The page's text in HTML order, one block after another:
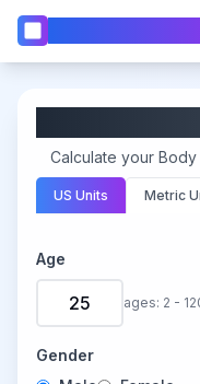
📅Calculatrice de Dates
Calculatrice d'Âge
📈Calculatrice d'Intérêts
Calculatrice de Prêt
Changer de Langue
Calculate your
US Units Metric
Age
ages: 2 -
Gender